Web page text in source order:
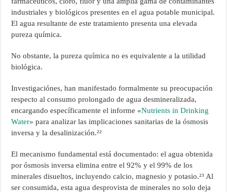
industriales y biológicos presentes en el agua potable municipal.
El agua resultante de este tratamiento presenta una elevada
pureza química.
No obstante, la pureza química no es equivalente a la utilidad
biológica.
Investigaciónes, han manifestado formalmente su preocupación
respecto al consumo prolongado de agua desmineralizada,
encargando específicamente el informe «Nutrients in Drinking
Water» para analizar las implicaciones sanitarias de la ósmosis
inversa y la desalinización.²²
El mecanismo fundamental está documentado: el agua obtenida
por ósmosis inversa elimina entre el 92% y el 99% de los
minerales disueltos, incluyendo calcio, magnesio y potasio.²³ Al
ser consumida, esta agua desprovista de minerales no solo deja